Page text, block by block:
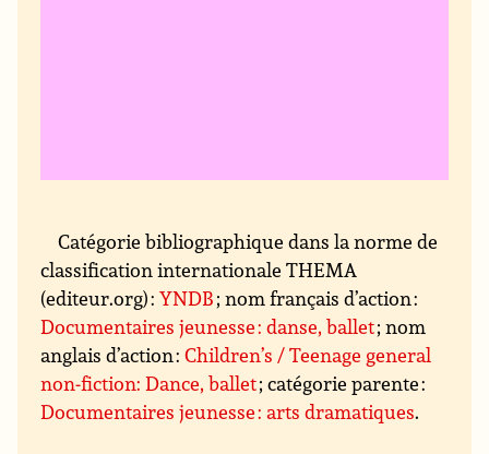
Catégorie bibliographique dans la norme de
classification internationale THEMA
(editeur.org) :YNDB; nom français d’action :
Documentaires jeunesse : danse, ballet; nom
anglais d’action :Children’s / Teenage general
non-fiction: Dance, ballet; catégorie parente :
Documentaires jeunesse : arts dramatiques.